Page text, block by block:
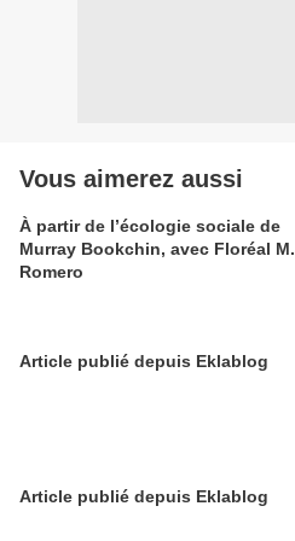
Vous aimerez aussi
À partir de l’écologie sociale de
Murray Bookchin, avec Floréal M.
Romero
Article publié depuis Eklablog
Article publié depuis Eklablog